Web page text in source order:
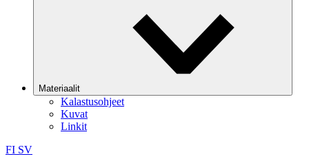
Materiaalit
Kalastusohjeet
Kuvat
Linkit
FI SV